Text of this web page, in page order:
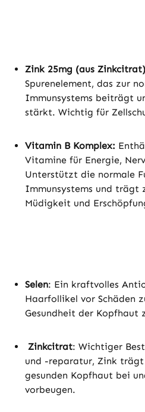
Zink 25mg (aus
Spurenelement, das zur
Immunsystems beiträgt
stärkt. Wichtig für
Vitamin B Komplex:
Vitamine für Energie,
Unterstützt die normale
Immunsystems und trägt
Müdigkeit und
Selen: Ein kraftvolles
Haarfollikel vor Schäden
Gesundheit der Kopfhaut
Zinkcitrat: Wichtiger
und -reparatur, Zink
gesunden Kopfhaut bei
vorbeugen.